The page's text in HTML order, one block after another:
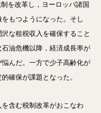
を改革し，ヨーロッパ諸国
もつようになった。そし
な租税収入を確保すること
油危機以降，経済成長率が
んだ。一方で少子高齢化が
確保が課題となった。
を含む税制改革がおこなわ